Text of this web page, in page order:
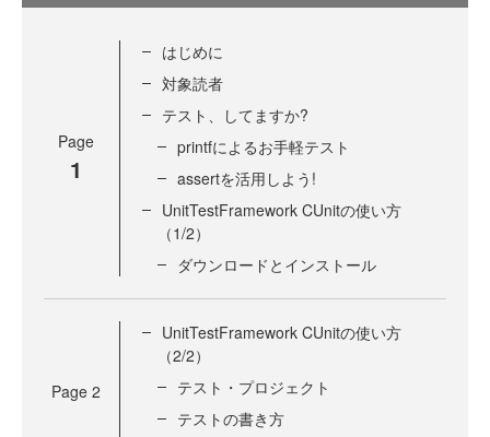
Page
1
はじめに
対象読者
テスト、してますか?
printfによるお手軽テスト
assertを活用しよう!
UnitTestFramework CUnitの使い方
（1/2）
ダウンロードとインストール
Page 2
UnitTestFramework CUnitの使い方
（2/2）
テスト・プロジェクト
テストの書き方